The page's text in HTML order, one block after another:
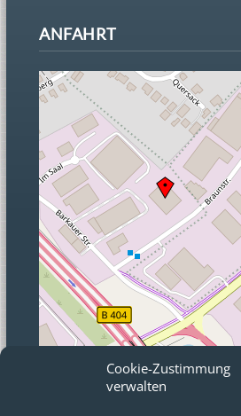
Cookie-Zustimmung
verwalten
ANFAHRT